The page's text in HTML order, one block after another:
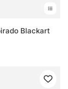
Blackart